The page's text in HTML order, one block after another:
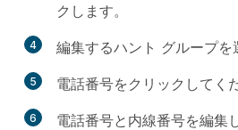
クします。
4 編集するハント グループを
5 電話番号をクリックしてく
6 電話番号と内線番号を編集